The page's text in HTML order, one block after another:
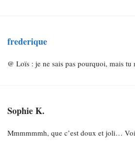
frederique
@ Loïs : je ne sais pas pourquoi, mais
Sophie K.
Mmmmmmh, que c’est doux et joli…